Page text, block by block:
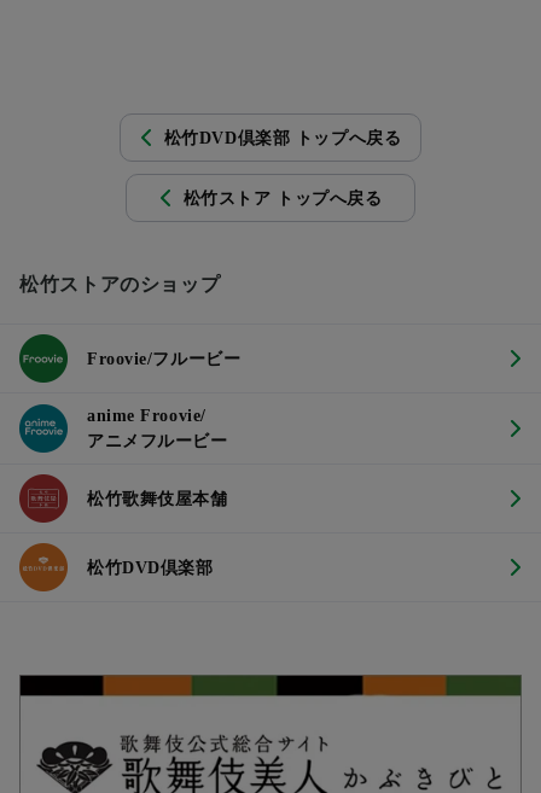
松竹DVD倶楽部 トップへ戻る
松竹ストア トップへ戻る
松竹ストアのショップ
Froovie/フルービー
anime Froovie/
アニメフルービー
松竹歌舞伎屋本舗
松竹DVD倶楽部